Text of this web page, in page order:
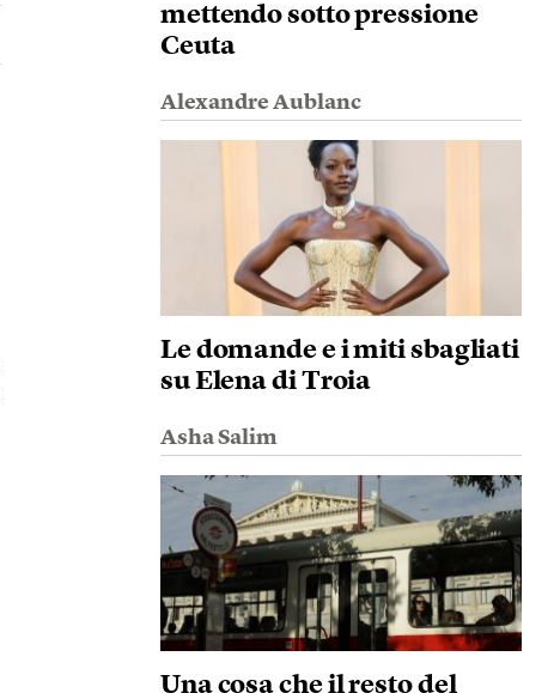
mettendo sotto pressione
Ceuta
Alexandre Aublanc
Le domande e i miti sbagliati
su Elena di Troia
Asha Salim
Una cosa che il resto del